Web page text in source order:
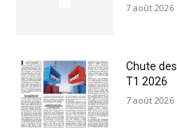
7 août 2026
Chute
T1 2026
7 août 2026